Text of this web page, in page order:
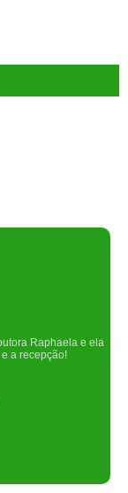
fizeram por nós!